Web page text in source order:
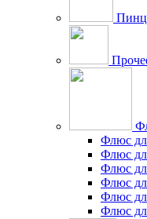
Флюс
Флюс
Флюс
Флюс
Флюс
Флюс